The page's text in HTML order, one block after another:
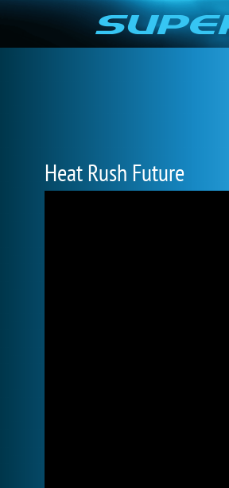
Heat Rush Future